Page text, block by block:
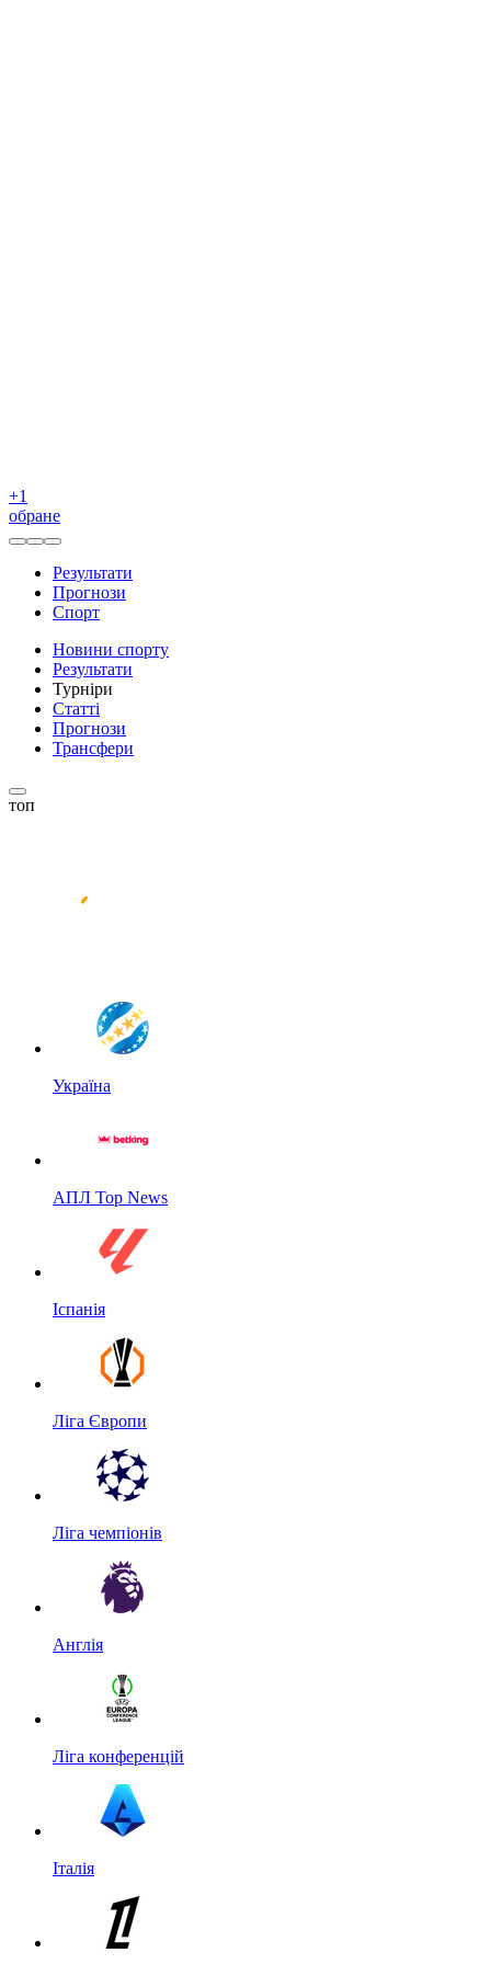
+1
обране
Результати
Прогнози
Спорт
Новини спорту
Результати
Турніри
Статті
Прогнози
Трансфери
топ
Україна
АПЛ Top News
Іспанія
Ліга Європи
Ліга чемпіонів
Англія
Ліга конференцій
Італія